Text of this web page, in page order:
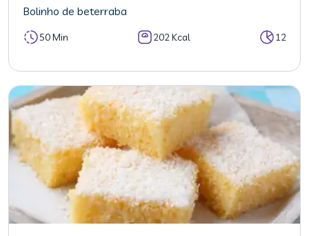
Bolinho de beterraba
50 Min 202 Kcal 12